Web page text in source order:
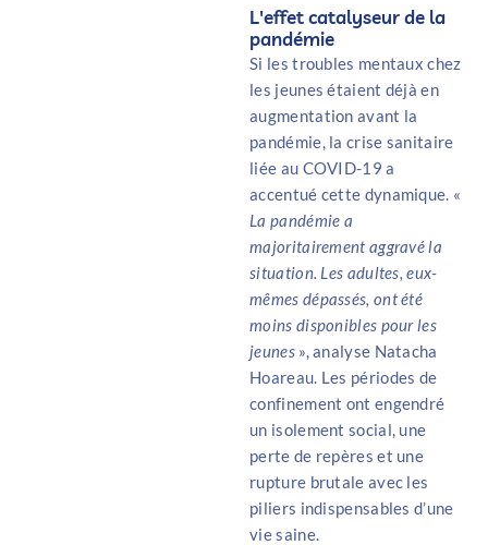
L'effet catalyseur de la
pandémie
Si les troubles mentaux chez
les jeunes étaient déjà en
augmentation avant la
pandémie, la crise sanitaire
liée au COVID-19 a
accentué cette dynamique. «
La pandémie a
majoritairement aggravé la
situation. Les adultes, eux-
mêmes dépassés, ont été
moins disponibles pour les
jeunes», analyse Natacha
Hoareau. Les périodes de
confinement ont engendré
un isolement social, une
perte de repères et une
rupture brutale avec les
piliers indispensables d’une
vie saine.